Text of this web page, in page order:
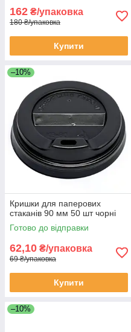
162 ₴/упаковка
180 ₴/упаковка
Купити
–10%
Кришки для паперових
стаканів 90 мм 50 шт чорні
Готово до відправки
62,10 ₴/упаковка
69 ₴/упаковка
Купити
–10%